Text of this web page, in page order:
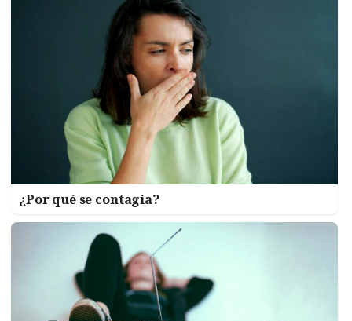
¿Por qué se contagia?